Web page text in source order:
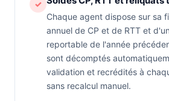
✓
Chaque agent dispose sur sa
annuel de CP et de RTT et
reportable de l'année
sont décomptés
validation et recrédités à
sans recalcul manuel.